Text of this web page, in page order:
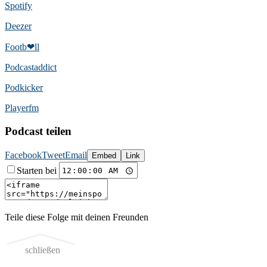
Spotify
Deezer
Footb❤ll
Podcast­addict
Podkicker
Playerfm
Podcast teilen
FacebookTweetEmail Embed Link
Starten bei
Teile diese Folge mit deinen Freunden
schließen